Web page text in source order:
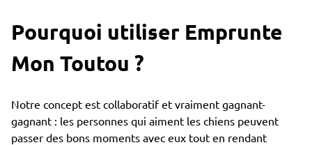
Pourquoi utiliser Emprunte
Mon Toutou ?
Notre concept est collaboratif et vraiment gagnant-
gagnant : les personnes qui aiment les chiens peuvent
passer des bons moments avec eux tout en rendant